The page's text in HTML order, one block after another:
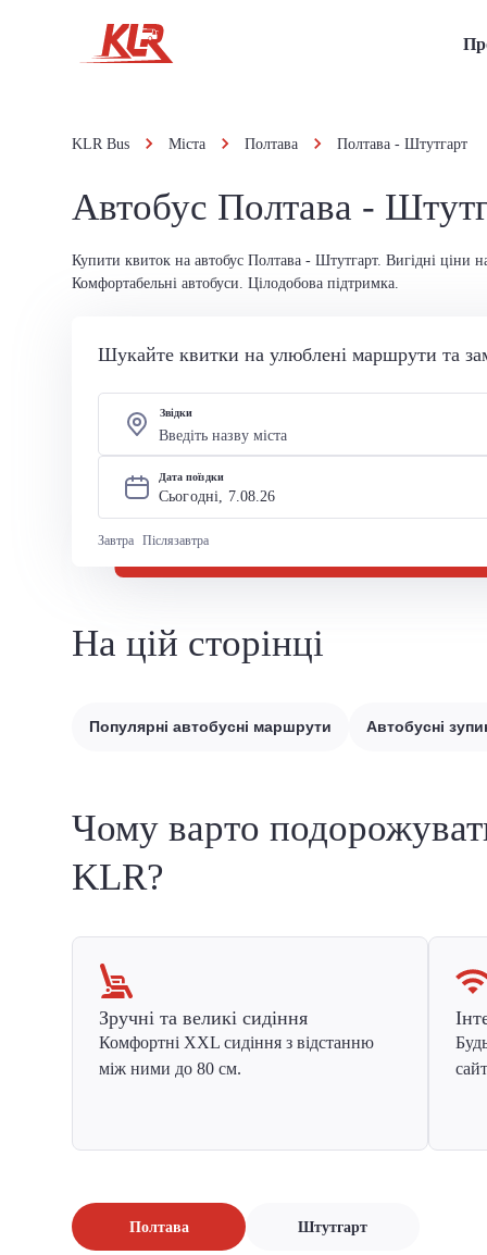
KLR Bus Міста Полтава Полтава - Штутгарт
Автобус Полтава -
Купити квиток на автобус Полтава - Штутгарт. Вигідні ціни
Комфортабельні автобуси. Цілодобова підтримка.
Шукайте квитки на улюблені маршрути та
Звідки
Дата поїздки
Сьогодні, 7.08.26
Завтра Післязавтра
На цій сторінці
Популярні автобусні маршрути Автобусні
Чому варто
KLR?
Зручні та великі сидіння
Комфортні XXL сидіння з відстанню
між ними до 80 см.
Полтава Штутгарт